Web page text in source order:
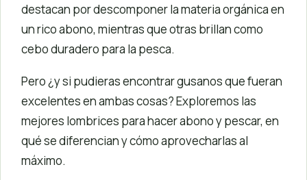
destacan por descomponer la materia orgánica en
un rico abono, mientras que otras brillan como
cebo duradero para la pesca.
Pero ¿y si pudieras encontrar gusanos que fueran
excelentes en ambas cosas? Exploremos las
mejores lombrices para hacer abono y pescar, en
qué se diferencian y cómo aprovecharlas al
máximo.